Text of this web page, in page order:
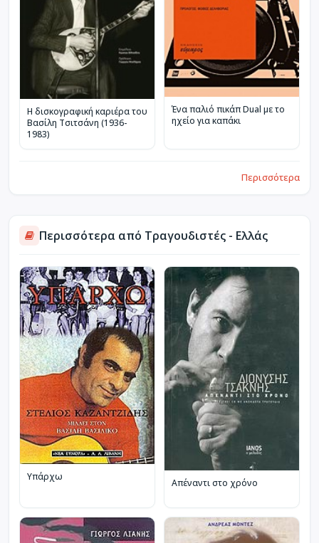
Η δισκογραφική καριέρα του
Βασίλη Τσιτσάνη (1936-
1983)
Ένα παλιό πικάπ Dual με το
ηχείο για καπάκι
Περισσότερα
Περισσότερα από Τραγουδιστές - Ελλάς
Υπάρχω
Απέναντι στο χρόνο